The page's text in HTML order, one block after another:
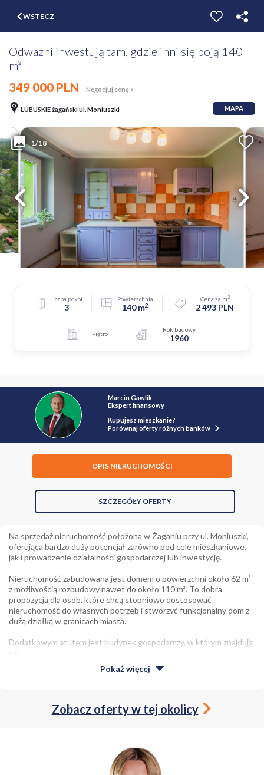
WSTECZ
Odważni inwestują tam, gdzie inni się boją 140
m²
349 000 PLN
Negocjuj cenę >
LUBUSKIE żagański ul. Moniuszki MAPA
1/18
Liczba pokoi
3
Powierzchnia
140 m2
Cena za m2
2 493 PLN
Piętro
Rok budowy
1960
Marcin Gawlik
Ekspert finansowy
Kupujesz mieszkanie?
Porównaj oferty różnych banków
OPIS NIERUCHOMOŚCI
SZCZEGÓŁY OFERTY
Na sprzedaż nieruchomość położona w Żaganiu przy ul. Moniuszki,
oferująca bardzo duży potencjał zarówno pod cele mieszkaniowe,
jak i prowadzenie działalności gospodarczej lub inwestycję.
Nieruchomość zabudowana jest domem o powierzchni około 62 m²
z możliwością rozbudowy nawet do około 110 m². To dobra
propozycja dla osób, które chcą stopniowo dostosować
nieruchomość do własnych potrzeb i stworzyć funkcjonalny dom z
dużą działką w granicach miasta.
Dodatkowym atutem jest budynek gospodarczy, w którym znajdują
- 3 niezależne lokale biurowe,
Pomieszczenia mogą zostać wykorzystane pod działalność
gospodarczą, biura, magazyn, warsztat lub wynajem, co daje
Całość położona jest na działce o powierzchni 2196 m², co
zapewnia dużą przestrzeń oraz szerokie możliwości
Pokaż więcej
Zobacz oferty w tej okolicy